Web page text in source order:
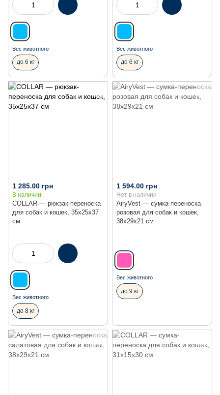
Вес животного
до 6 кг
Вес животного
до 6 кг
COLLAR — рюкзак-переноска
для собак и кошек, 35x25x37
см
1 285.00 грн
В наличии
Вес животного
до 8 кг
AiryVest — сумка-переноска
розовая для собак и кошек,
38x29x21 см
1 594.00 грн
Нет в наличии
Вес животного
до 9 кг